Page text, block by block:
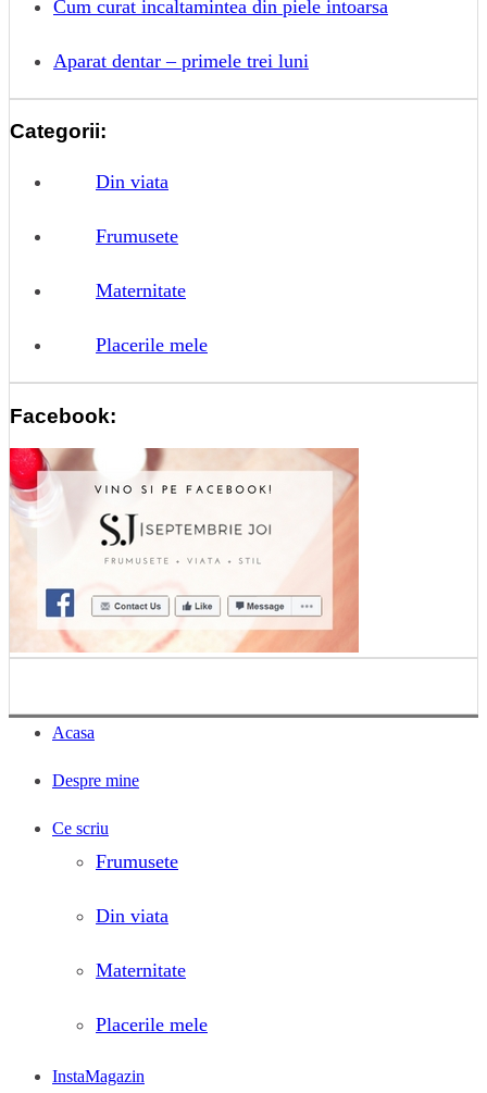
Cum curat incaltamintea din piele intoarsa
Aparat dentar – primele trei luni
Categorii:
Din viata
Frumusete
Maternitate
Placerile mele
Facebook:
Acasa
Despre mine
Ce scriu
Frumusete
Din viata
Maternitate
Placerile mele
InstaMagazin